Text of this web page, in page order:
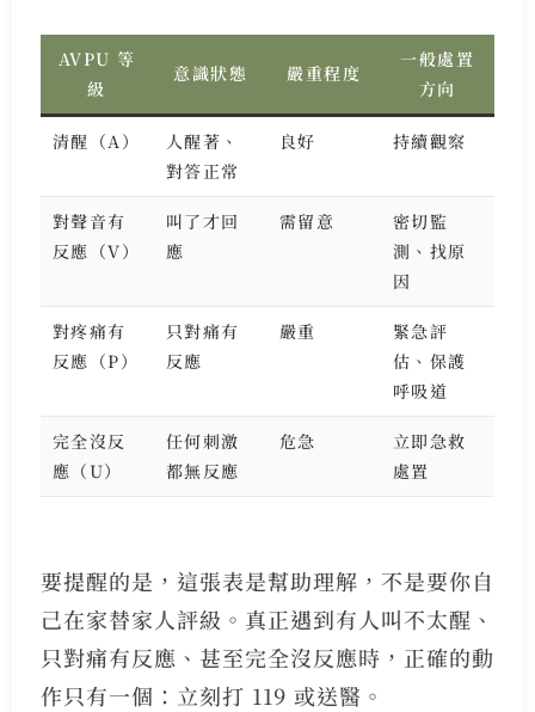
AVPU 等
級
意識狀態 嚴重程度
一般處置
方向
清醒（A）
人醒著、
對答正常
良好 持續觀察
對聲音有
反應（V）
叫了才回
應
需留意
密切監
測、找原
因
對疼痛有
反應（P）
只對痛有
反應
嚴重
緊急評
估、保護
呼吸道
完全沒反
應（U）
任何刺激
都無反應
危急
立即急救
處置
要提醒的是，這張表是幫助理解，不是要你自
己在家替家人評級。真正遇到有人叫不太醒、
只對痛有反應、甚至完全沒反應時，正確的動
作只有一個：立刻打 119 或送醫。